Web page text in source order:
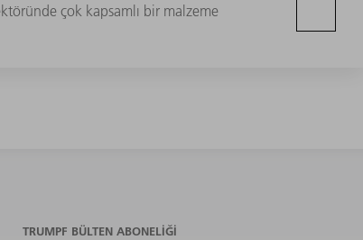
çok kapsamlı bir malzeme
TRUMPF BÜLTEN ABONELIĞI